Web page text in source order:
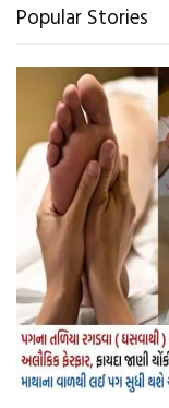
Popular Stories